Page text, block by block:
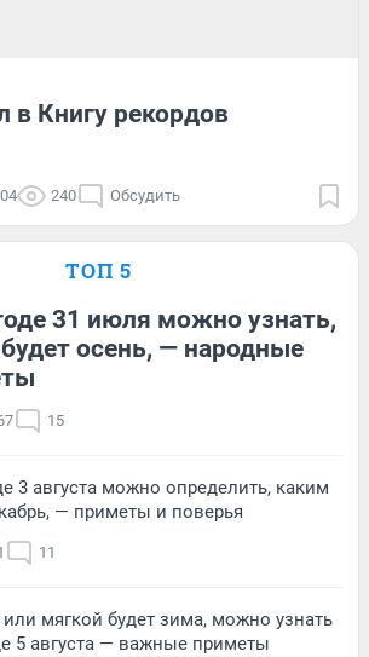
в Книгу рекордов
240 Обсудить
ТОП 5
31 июля можно узнать,
осень, — народные
15
3 августа можно определить, каким
— приметы и поверья
11
мягкой будет зима, можно узнать
5 августа — важные приметы